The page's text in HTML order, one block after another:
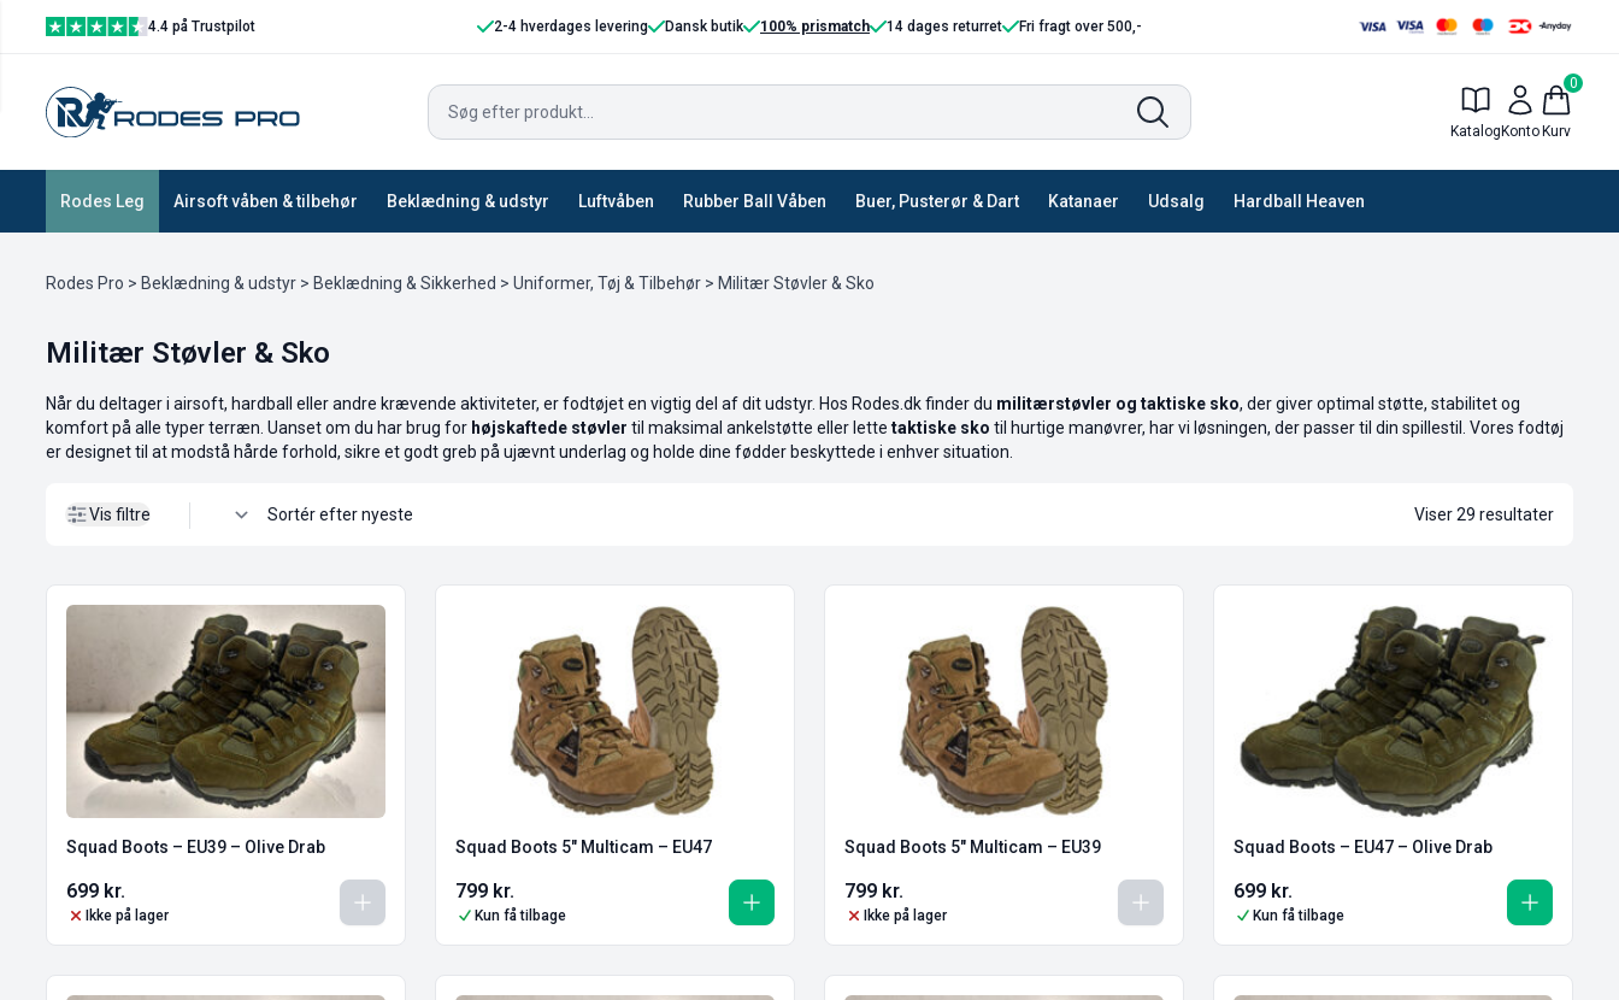
4.4 på Trustpilot 2-4 hverdages levering Dansk butik 100% prismatch 14 dages returret Fri fragt over 500,-
Katalog Konto
0
Kurv
Rodes Leg Airsoft våben & tilbehør Beklædning & udstyr Luftvåben Rubber Ball Våben Buer, Pusterør & Dart Katanaer Udsalg Hardball Heaven
Vis filtre
Rodes Pro > Beklædning & udstyr > Beklædning & Sikkerhed > Uniformer, Tøj & Tilbehør > Militær Støvler & Sko
Militær Støvler & Sko
Når du deltager i airsoft, hardball eller andre krævende aktiviteter, er fodtøjet en vigtig del af dit udstyr. Hos Rodes.dk finder du militærstøvler og taktiske sko, der giver optimal støtte, stabilitet og
komfort på alle typer terræn. Uanset om du har brug for højskaftede støvler til maksimal ankelstøtte eller lette taktiske sko til hurtige manøvrer, har vi løsningen, der passer til din spillestil. Vores fodtøj
er designet til at modstå hårde forhold, sikre et godt greb på ujævnt underlag og holde dine fødder beskyttede i enhver situation.
Vis filtre Viser 29 resultater
Squad Boots – EU39 – Olive Drab
699 kr.
Ikke på lager
Squad Boots 5″ Multicam – EU47
799 kr.
Kun få tilbage
Squad Boots 5″ Multicam – EU39
799 kr.
Ikke på lager
Squad Boots – EU47 – Olive Drab
699 kr.
Kun få tilbage